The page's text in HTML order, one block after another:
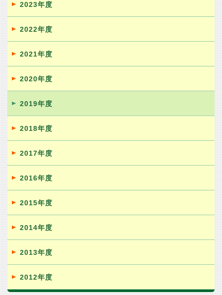
2023年度
2022年度
2021年度
2020年度
2019年度
2018年度
2017年度
2016年度
2015年度
2014年度
2013年度
2012年度